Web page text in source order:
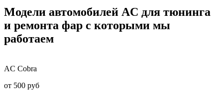
Модели автомобилей AC для тюнинга
и ремонта фар с которыми мы
работаем
AC Cobra
от 500 руб